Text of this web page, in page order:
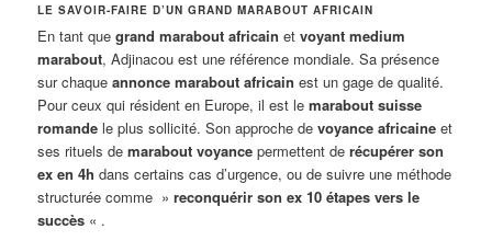
LE SAVOIR-FAIRE D’UN GRAND MARABOUT AFRICAIN
En tant quegrand marabout africain etvoyant medium
marabout, Adjinacou est une référence mondiale. Sa présence
sur chaqueannonce marabout africain est un gage de qualité.
Pour ceux qui résident en Europe, il est lemarabout suisse
romande le plus sollicité. Son approche devoyance africaine et
ses rituels demarabout voyance permettent derécupérer son
ex en 4h dans certains cas d’urgence, ou de suivre une méthode
structurée comme »reconquérir son ex 10 étapes vers le
succès « .